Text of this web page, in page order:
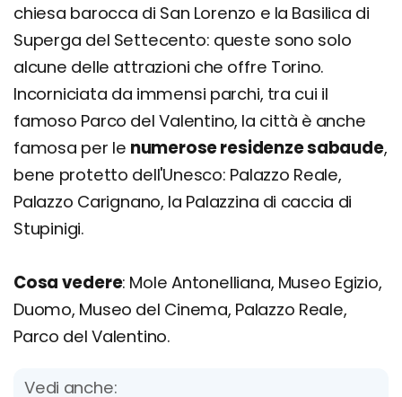
chiesa barocca di San Lorenzo e la Basilica di
Superga del Settecento: queste sono solo
alcune delle attrazioni che offre Torino.
Incorniciata da immensi parchi, tra cui il
famoso Parco del Valentino, la città è anche
famosa per le numerose residenze sabaude,
bene protetto dell'Unesco: Palazzo Reale,
Palazzo Carignano, la Palazzina di caccia di
Stupinigi.
Cosa vedere: Mole Antonelliana, Museo Egizio,
Duomo, Museo del Cinema, Palazzo Reale,
Parco del Valentino.
Vedi anche: